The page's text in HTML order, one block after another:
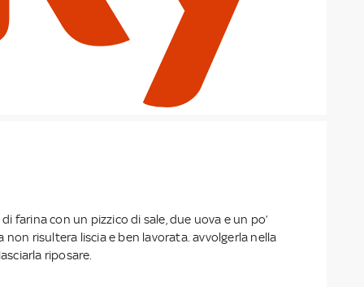
farina con un pizzico di sale, due uova e un po’
non risultera liscia e ben lavorata. avvolgerla nella
riposare.